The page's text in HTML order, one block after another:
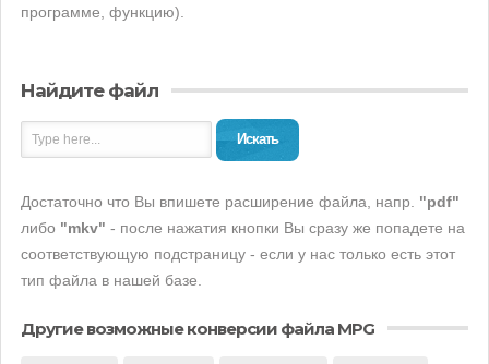
программе, функцию).
Найдите файл
Искать
Достаточно что Вы впишете расширение файла, напр. "pdf"
либо "mkv" - после нажатия кнопки Вы сразу же попадете на
соответствующую подстраницу - если у нас только есть этот
тип файла в нашей базе.
Другие возможные конверсии файла MPG